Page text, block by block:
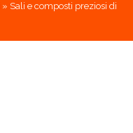
» Sali e composti preziosi di